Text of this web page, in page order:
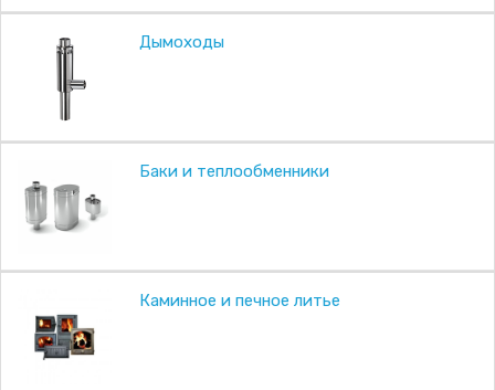
Дымоходы
Баки и теплообменники
Каминное и печное литье